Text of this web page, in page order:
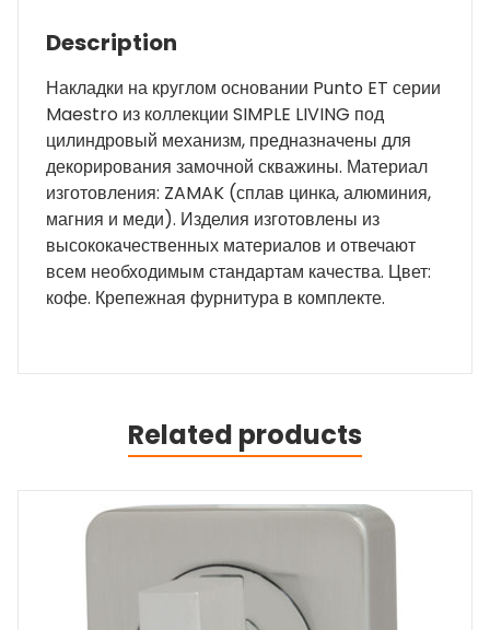
Description
Накладки на круглом основании Punto ET серии
Maestro из коллекции SIMPLE LIVING под
цилиндровый механизм, предназначены для
декорирования замочной скважины. Материал
изготовления: ZAMAK (сплав цинка, алюминия,
магния и меди). Изделия изготовлены из
высококачественных материалов и отвечают
всем необходимым стандартам качества. Цвет:
кофе. Крепежная фурнитура в комплекте.
Related products